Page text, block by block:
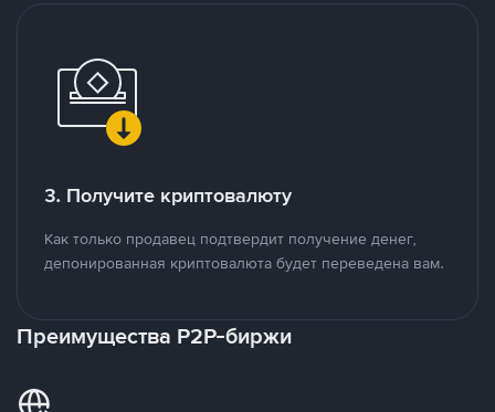
3. Получите криптовалюту
Как только продавец подтвердит получение денег,
депонированная криптовалюта будет переведена вам.
Преимущества P2P-биржи